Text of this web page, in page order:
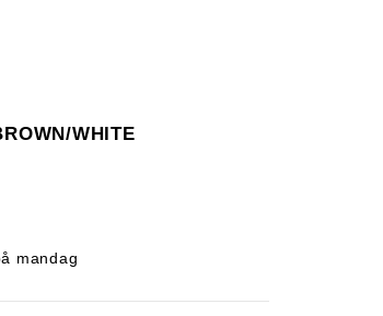
WHITE
mandag